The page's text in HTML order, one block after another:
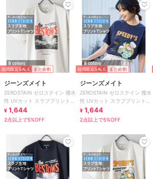
期間限定SALE まとめ割
ジーンズメイト
ZEROSTAIN ゼロステイン 撥水
性 UVカット スラブプリント
バックプリント Tシャツ
¥ 1,644
2点以上で5%OFF
期間限定SALE まとめ割
ジーンズメイト
ZEROSTAIN ゼロステイン 撥水
性 UVカット スラブプリント
バックプリント Tシャツ
¥ 1,644
2点以上で5%OFF